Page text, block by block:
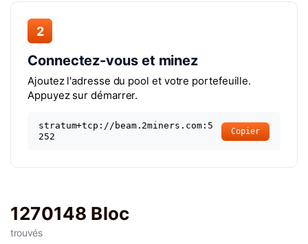
2
Connectez-vous et minez
Ajoutez l'adresse du pool et votre portefeuille.
Appuyez sur démarrer.
stratum+tcp://beam.2miners.com:5
252
Copier
1270148 Bloc
trouvés